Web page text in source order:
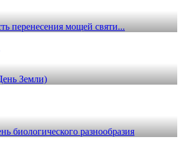
перенесения мощей святи...
Земли)
биологического разнообразия